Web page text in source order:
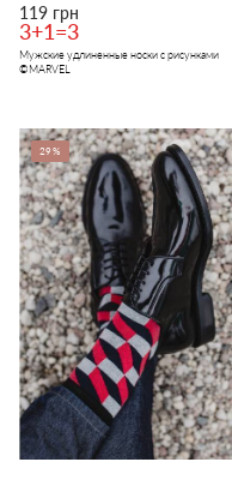
119 грн
3+1=3
Мужские удлиненные носки с рисунками
©MARVEL
29%